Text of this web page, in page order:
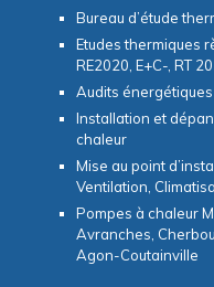
Bureau d’étude
Etudes thermiques
RE2020, E+C-, RT
Audits énergétiques
Installation et
chaleur
Mise au point
Ventilation,
Pompes à chaleur
Avranches,
Agon-Coutainville